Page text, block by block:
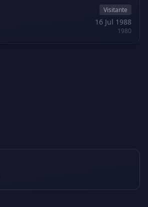
Visitante
16 Jul 1988
1980